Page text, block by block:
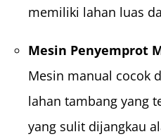
memiliki lahan luas
Mesin Penyemprot
Mesin manual cocok
lahan tambang yang
yang sulit dijangkau